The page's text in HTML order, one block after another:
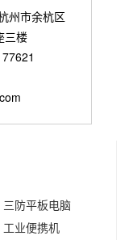
州市余杭区
三楼
三防平板电脑
工业便携机